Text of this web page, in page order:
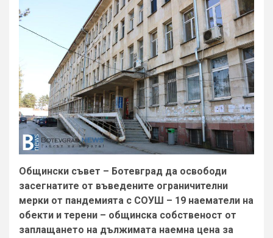
Общински съвет – Ботевград да освободи
засегнатите от въведените ограничителни
мерки от пандемията с СОУШ – 19 наематели на
обекти и терени – общинска собственост от
заплащането на дължимата наемна цена за